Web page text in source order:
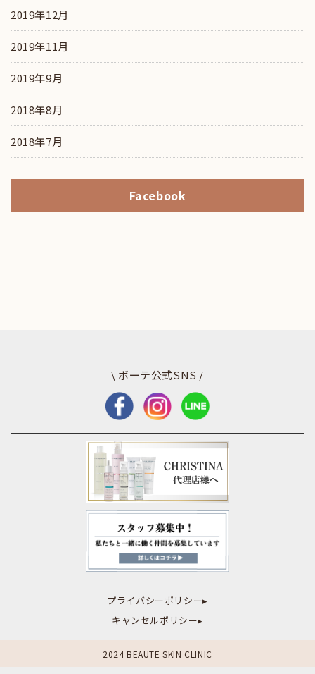
2019年12月
2019年11月
2019年9月
2018年8月
2018年7月
Facebook
\ ボーテ公式SNS /
プライバシーポリシー▸
キャンセルポリシー▸
2024 BEAUTE SKIN CLINIC